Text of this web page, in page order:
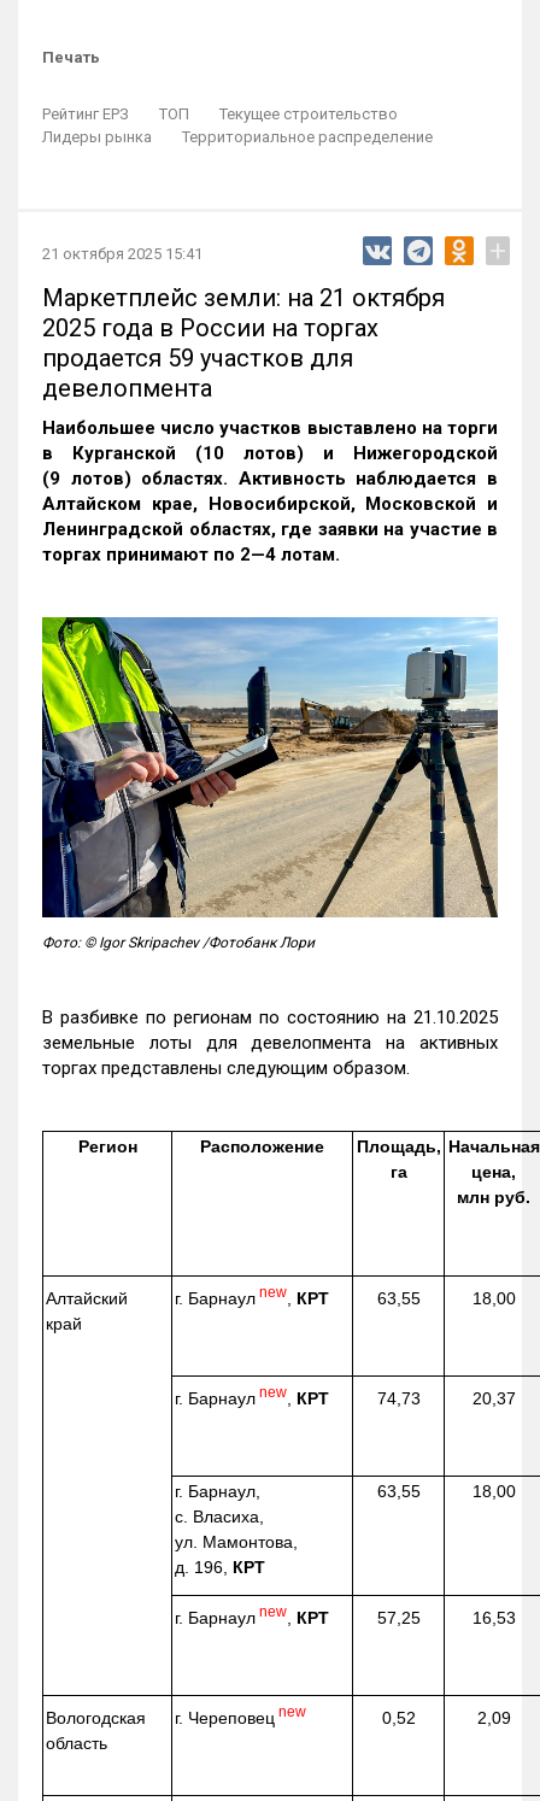
Печать
Рейтинг ЕРЗ ТОП
Текущее строительство
Лидеры рынка
Территориальное распределение
21 октября 2025 15:41 +
Маркетплейс земли: на 21 октября
2025 года в России на торгах
продается 59 участков для
девелопмента
Наибольшее число участков выставлено на торги
в Курганской (10 лотов) и Нижегородской
(9 лотов) областях. Активность наблюдается в
Алтайском крае, Новосибирской, Московской и
Ленинградской областях, где заявки на участие в
торгах принимают по 2—4 лотам.
Фото: © Igor Skripachev /Фотобанк Лори
В разбивке по регионам по состоянию на 21.10.2025
земельные лоты для девелопмента на активных
торгах представлены следующим образом.
Регион Расположение
Площадь,
га
Начальная
цена,
млн руб.
Алтайский
край
г. Барнаул new КРТ 63,55 18,00
г. Барнаул new КРТ 74,73 20,37
г. Барнаул,
с. Власиха,
ул. Мамонтова,
д. 196, КРТ
63,55 18,00
г. Барнаул new КРТ 57,25 16,53
Вологодская
область
г. Череповец new 0,52 2,09